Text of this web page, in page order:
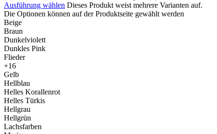
Ausführung wählen Dieses Produkt weist mehrere Varianten auf.
Die Optionen können auf der Produktseite gewählt werden
Beige
Braun
Dunkelviolett
Dunkles Pink
Flieder
+16
Gelb
Hellblau
Helles Korallenrot
Helles Türkis
Hellgrau
Hellgrün
Lachsfarben